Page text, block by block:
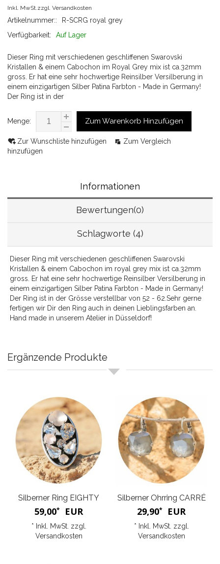
Inkl. MwSt.zzgl. Versandkosten
Artikelnummer::
R-SCRG royal grey
Verfügbarkeit:
Auf Lager
Dieser Ring mit verschiedenen geschliffenen Swarovski
Kristallen & einem Cabochon im Royal Grey mix ist ca.32mm
gross. Er hat eine sehr hochwertige Reinsilber Versilberung in
einem einzigartigen Silber Patina Farbton - Made in Germany!
Der Ring ist in der
Menge: Zum Warenkorb Hinzufügen
Zur Wunschliste hinzufügen
Zum Vergleich
hinzufügen
Informationen
Bewertungen(0)
Schlagworte (4)
Dieser Ring mit verschiedenen geschliffenen Swarovski
Kristallen & einem Cabochon im royal grey mix ist ca.32mm
gross. Er hat eine sehr hochwertige Reinsilber Versilberung in
einem einzigartigen Silber Patina Farbton - Made in Germany!
Der Ring ist in der Grösse verstellbar von 52 - 62.Sehr gerne
fertigen wir Dir den Ring auch in deinen Lieblingsfarben an.
Hand made in unserem Atelier in Düsseldorf!
Ergänzende Produkte
Silberner Ring EIGHTY
59,00* EUR
* Inkl. MwSt. zzgl.
Versandkosten
Silberner Ohrring CARRÉ
29,90* EUR
* Inkl. MwSt. zzgl.
Versandkosten